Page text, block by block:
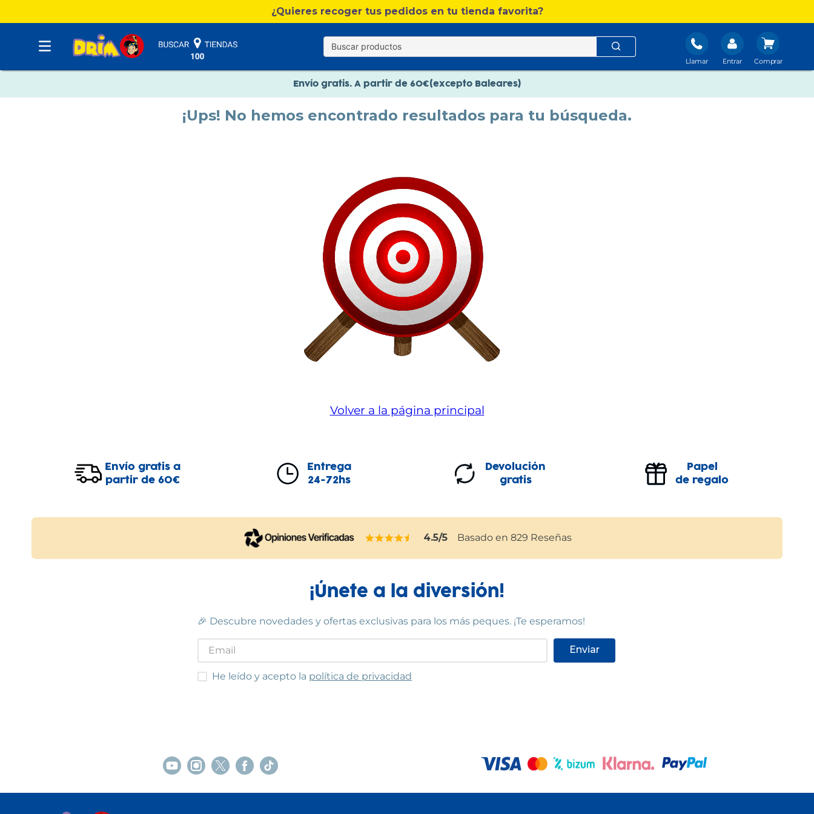
¿Quieres recoger tus pedidos en tu tienda favorita?
Llamar Entrar
Nuevo catálogo Verano
Envío gratis. A partir de 60€(excepto Baleares)
¡Ups! No hemos encontrado resultados para tu búsqueda.
Volver a la página principal
Envío gratis a
partir de 60€
Entrega
24-72hs
Devolución
gratis
Papel
de regalo
4.5/5 Basado en 829 Reseñas
¡Únete a la diversión!
🎉 Descubre novedades y ofertas exclusivas para los más peques. ¡Te esperamos!
Enviar
He leído y acepto las condiciones
He leído y acepto la política de privacidad